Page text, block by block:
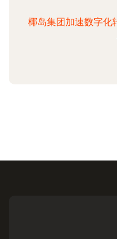
椰岛集团加速数字化